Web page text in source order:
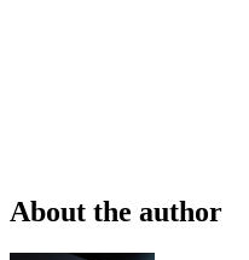
About the author